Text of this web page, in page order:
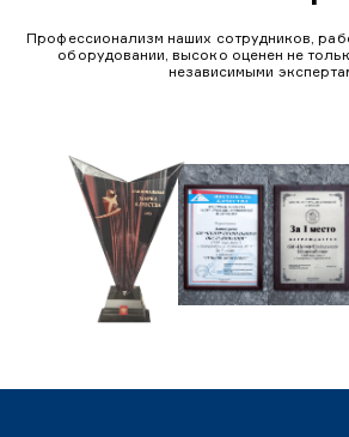
Профессионализм наших сотрудников,
оборудовании, высоко оценен не
независимыми